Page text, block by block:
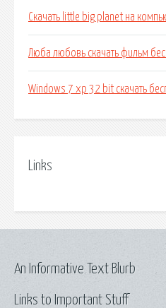
Скачать little big planet на
Люба любовь скачать фильм
Windows 7 xp 32 bit скачать
Links
Links to Important Stuff
An Informative Text Blurb